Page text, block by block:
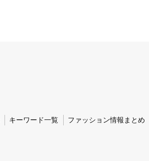
キーワード一覧 ファッション情報まとめ